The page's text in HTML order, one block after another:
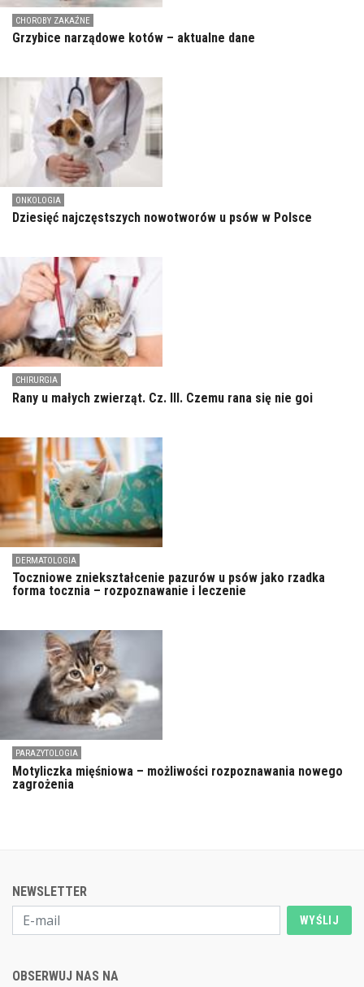
CHOROBY ZAKAŹNE
Grzybice narządowe kotów – aktualne dane
ONKOLOGIA
Dziesięć najczęstszych nowotworów u psów w Polsce
CHIRURGIA
Rany u małych zwierząt. Cz. III. Czemu rana się nie goi
DERMATOLOGIA
Toczniowe zniekształcenie pazurów u psów jako rzadka
forma tocznia – rozpoznawanie i leczenie
PARAZYTOLOGIA
Motyliczka mięśniowa – możliwości rozpoznawania nowego
zagrożenia
NEWSLETTER
WYŚLIJ
OBSERWUJ NAS NA